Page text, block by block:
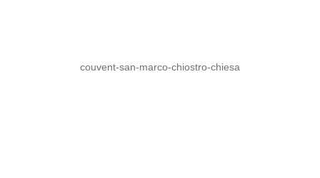
couvent-san-marco-chiostro-chiesa